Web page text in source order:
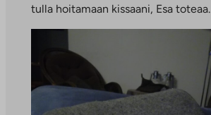
tulla hoitamaan kissaani, Esa toteaa.